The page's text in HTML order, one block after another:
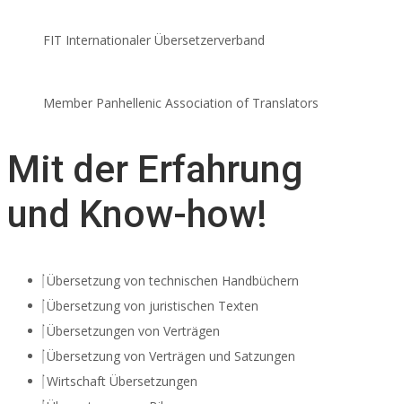
FIT Internationaler Übersetzerverband
Member Panhellenic Association of Translators
Mit der Erfahrung
und Know-how!
Übersetzung von technischen Handbüchern
Übersetzung von juristischen Texten
Übersetzungen von Verträgen
Übersetzung von Verträgen und Satzungen
Wirtschaft Übersetzungen